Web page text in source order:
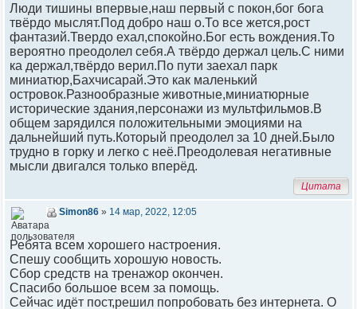
Люди тишины впервые,наш первый с покон,бог бога
твёрдо мыслят.Под добро наш о.То все жется,рост
фантазий.Твердо ехал,спокойно.Бог есть вождения.То
вероятно преодолел себя.А твёрдо держал цель.С ними
ка держал,твёрдо верил.По пути заехал парк
миниатюр,Бахчисарай.Это как маленький
островок.Разнообразные животные,миниатюрные
исторические здания,персонажи из мультфильмов.В
общем зарядился положительными эмоциями на
дальнейший путь.Который преодолел за 10 дней.Было
трудно в горку и легко с неё.Преодолевая негативные
мысли двигался только вперёд.
Цитата
Simon86 » 14 мар, 2022, 12:05
Ребята всем хорошего настроения.
Спешу сообщить хорошую новость.
Сбор средств на тренажор окончен.
Спасибо большое всем за помощь.
Сейчас идёт пост,решил попробовать без интернета. О